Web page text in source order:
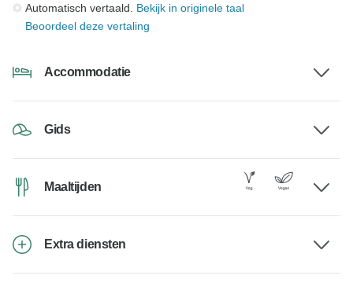
Automatisch vertaald. Bekijk in originele taal
Beoordeel deze vertaling
Accommodatie
Gids
Maaltijden
Extra diensten